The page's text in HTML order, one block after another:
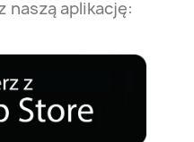
aplikację: